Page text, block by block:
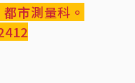
市測量科。